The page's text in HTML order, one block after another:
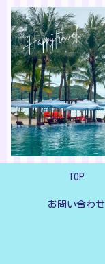
TOP
お問い合わせ